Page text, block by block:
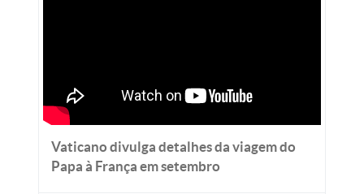
Vaticano divulga detalhes da viagem do
Papa à França em setembro